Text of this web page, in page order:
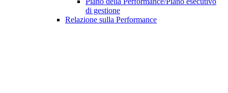
di gestione
Relazione sulla Performance